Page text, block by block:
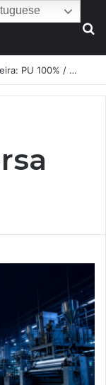
Fabricantes já têm o “plano B” na prateleira: PU 100% / NC-free existe, mas ainda é pouco usado: a hora é transformar isso em projeto de resiliência